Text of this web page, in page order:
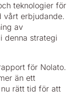
teknologier för
vårt erbjudande.
av
denna strategi
för Nolato.
än ett
rätt tid för att